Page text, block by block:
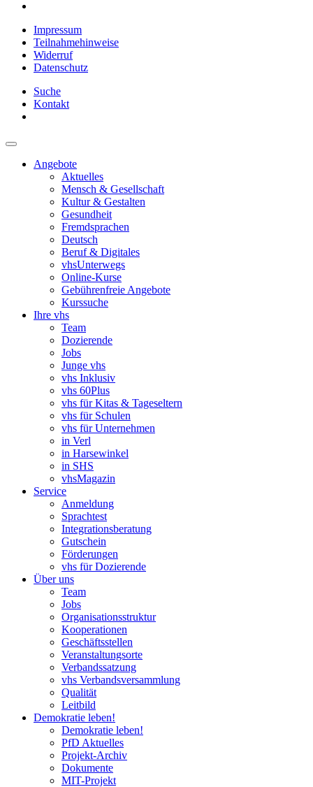
Impressum
Teilnahmehinweise
Widerruf
Datenschutz
Suche
Kontakt
Angebote
Aktuelles
Mensch & Gesellschaft
Kultur & Gestalten
Gesundheit
Fremdsprachen
Deutsch
Beruf & Digitales
vhsUnterwegs
Online-Kurse
Gebührenfreie Angebote
Kurssuche
Ihre vhs
Team
Dozierende
Jobs
Junge vhs
vhs Inklusiv
vhs 60Plus
vhs für Kitas & Tageseltern
vhs für Schulen
vhs für Unternehmen
in Verl
in Harsewinkel
in SHS
vhsMagazin
Service
Anmeldung
Sprachtest
Integrationsberatung
Gutschein
Förderungen
vhs für Dozierende
Über uns
Team
Jobs
Organisationsstruktur
Kooperationen
Geschäftsstellen
Veranstaltungsorte
Verbandssatzung
vhs Verbandsversammlung
Qualität
Leitbild
Demokratie leben!
Demokratie leben!
PfD Aktuelles
Projekt-Archiv
Dokumente
MIT-Projekt